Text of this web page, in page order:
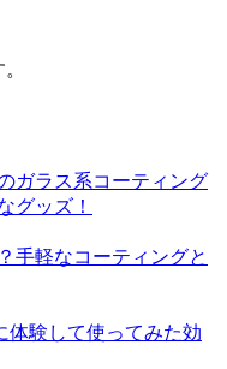
ガラス系コーティング
グッズ！
手軽なコーティングと
体験して使ってみた効